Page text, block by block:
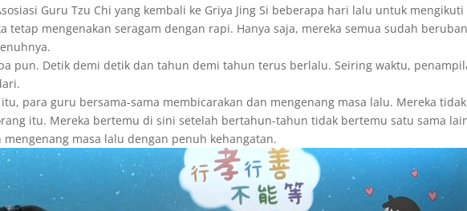
Guru Tzu Chi yang kembali ke Griya Jing Si beberapa hari lalu untuk mengikuti
tetap mengenakan seragam dengan rapi. Hanya saja, mereka semua sudah
pun. Detik demi detik dan tahun demi tahun terus berlalu. Seiring waktu,
para guru bersama-sama membicarakan dan mengenang masa lalu. Mereka tidak
itu. Mereka bertemu di sini setelah bertahun-tahun tidak bertemu satu sama
masa lalu dengan penuh kehangatan.